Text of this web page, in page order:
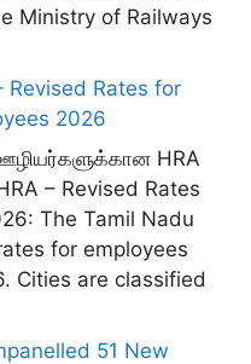
Ministry of Railways
Revised Rates for
2026
ஊழியர்களுக்கான HRA
– Revised Rates
The Tamil Nadu
for employees
Cities are classified
51 New